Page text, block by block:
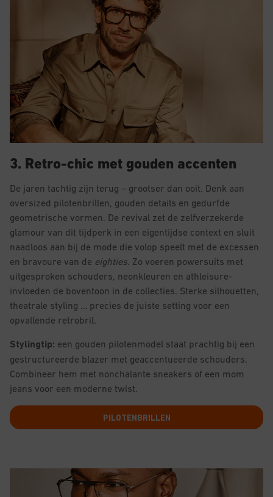
3. Retro-chic met gouden accenten
De jaren tachtig zijn terug – grootser dan ooit. Denk aan
oversized pilotenbrillen, gouden details en gedurfde
geometrische vormen. De revival zet de zelfverzekerde
glamour van dit tijdperk in een eigentijdse context en sluit
naadloos aan bij de mode die volop speelt met de excessen
en bravoure van de eighties. Zo voeren powersuits met
uitgesproken schouders, neonkleuren en athleisure-
invloeden de boventoon in de collecties. Sterke silhouetten,
theatrale styling … precies de juiste setting voor een
opvallende retrobril.
Stylingtip: een gouden pilotenmodel staat prachtig bij een
gestructureerde blazer met geaccentueerde schouders.
Combineer hem met nonchalante sneakers of een mom
jeans voor een moderne twist.
PILOTENBRILLEN